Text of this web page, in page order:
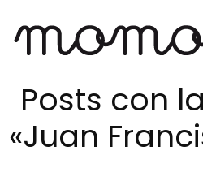
Ir
contenido
principal
Posts con
«Juan